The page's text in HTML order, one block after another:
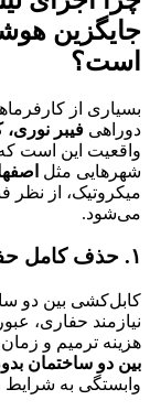
جایگزین
است؟
بسیاری از
دوراهی فیبر
واقعیت این است
شهرهایی مثل
میکروتیک، از
می‌شود.
۱. حذف کامل حفاری، مجوز و هزینه‌های جانبی
کابل‌کشی بین دو
نیازمند حفاری،
هزینه ترمیم و
بین دو ساختمان
وابستگی به شرایط